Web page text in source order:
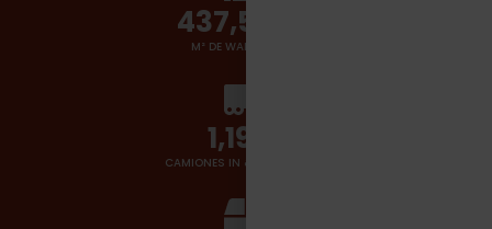
510,000
M² DE WAREHOUSES
1,400
CAMIONES IN & OUT POR DÍA